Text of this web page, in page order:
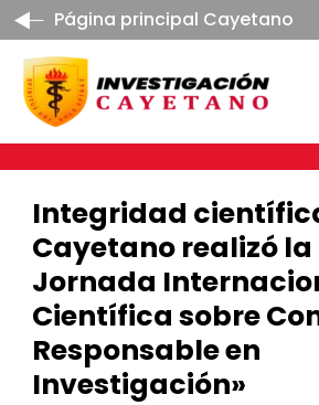
Página principal Cayetano
Integridad
Cayetano realizó la
Jornada
Científica sobre
Responsable en
Investigación»